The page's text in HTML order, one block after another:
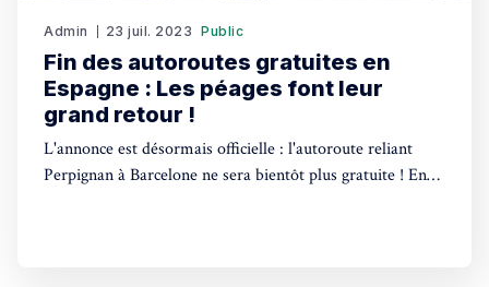
Admin 23 juil. 2023 Public
Fin des autoroutes gratuites en
Espagne : Les péages font leur
grand retour !
L'annonce est désormais officielle : l'autoroute reliant
Perpignan à Barcelone ne sera bientôt plus gratuite ! En